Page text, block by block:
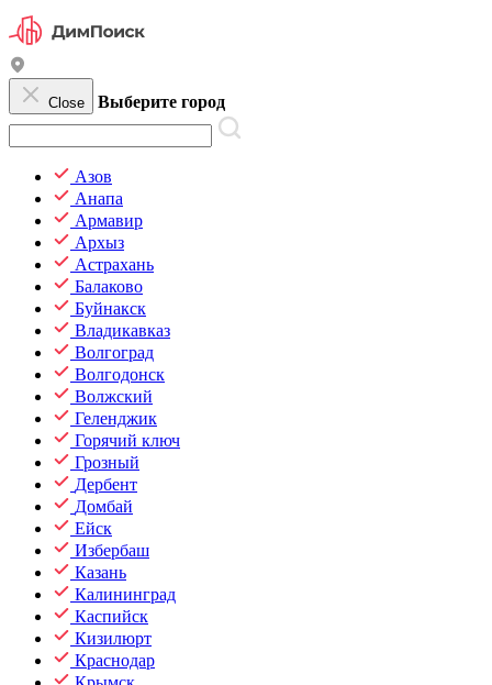
Close Выберите город
Азов
Анапа
Армавир
Архыз
Астрахань
Балаково
Буйнакск
Владикавказ
Волгоград
Волгодонск
Волжский
Геленджик
Горячий ключ
Грозный
Дербент
Домбай
Ейск
Избербаш
Казань
Калининград
Каспийск
Кизилюрт
Краснодар